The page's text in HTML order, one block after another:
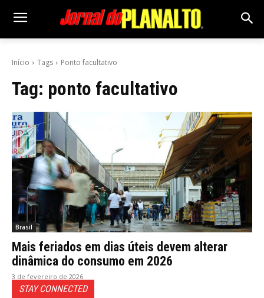
Início Tags Ponto facultativo
Tag: ponto facultativo
Brasil
Mais feriados em dias úteis devem alterar
dinâmica do consumo em 2026
3 de fevereiro de 2026
STAY CONNECTED